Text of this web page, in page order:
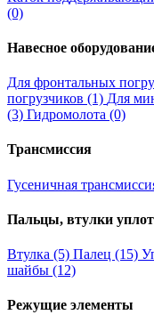
(0)
Навесное
Для фронтальных
погрузчиков (1) Для
(3) Гидромолота (0)
Трансмиссия
Гусеничная
Пальцы, втулки
Втулка (5) Палец (15)
шайбы (12)
Режущие элементы